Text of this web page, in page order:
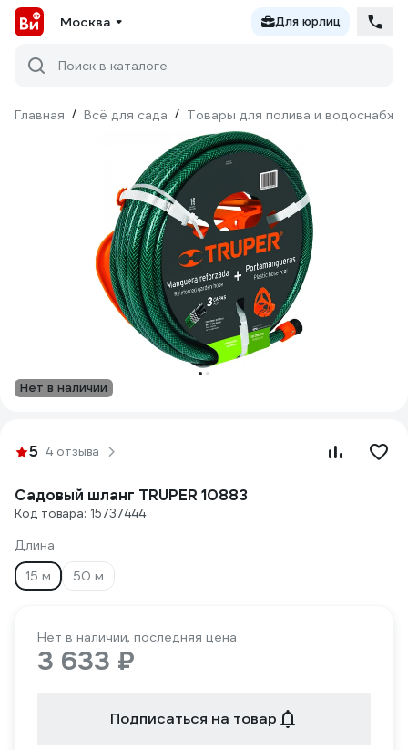
Москва Для юрлиц
Поиск в каталоге
Главная / Всё для сада / Товары для полива и
Нет в наличии
5 4 отзыва
Садовый шланг TRUPER 10883
Код товара: 15737444
Длина
15 м
50 м
Нет в наличии, последняя цена
3 633 ₽
Подписаться на товар